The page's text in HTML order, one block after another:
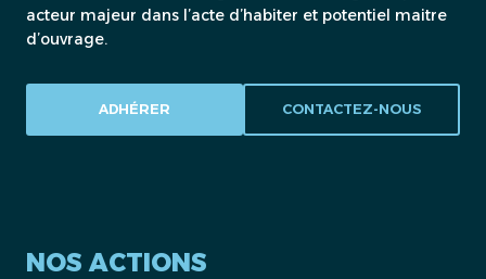
acteur majeur dans l’acte d’habiter et potentiel maitre
d’ouvrage.
ADHÉRER CONTACTEZ-NOUS
NOS ACTIONS